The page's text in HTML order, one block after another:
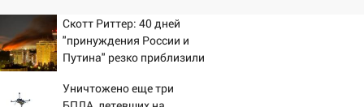
09:28
велосипедисты, мотоциклисты и
пешеходы. Обзор крупных аварий в
Ульяновской области
08:30
Поджог со свечой, 16 сгоревших
Скотт Риттер: 40 дней
"принуждения России и
Путина" резко приблизили
Уничтожено еще три